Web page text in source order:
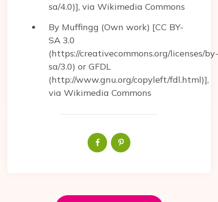
sa/4.0)], via Wikimedia Commons
By Muffingg (Own work) [CC BY-
SA 3.0
(https://creativecommons.org/licenses/by-
sa/3.0) or GFDL
(http://www.gnu.org/copyleft/fdl.html)],
via Wikimedia Commons